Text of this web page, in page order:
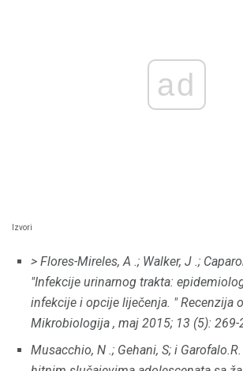
ad
Izvori
> Flores-Mireles, A .; Walker, J .;
"Infekcije urinarnog trakta:
infekcije i opcije liječenja. " Recenzija
Mikrobiologija , maj 2015; 13 (5): 269-
Musacchio, N .; Gehani, S; i Garofalo.R.